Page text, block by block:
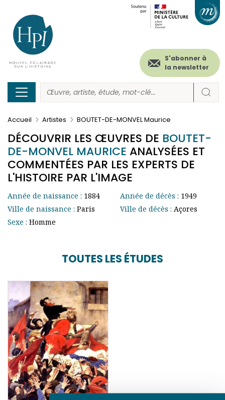
contenu
principal
Menu
secondaire
(header)
S'abonner à
la newsletter
Accueil Artistes BOUTET-DE-MONVEL Maurice
DÉCOUVRIR LES ŒUVRES DE BOUTET-
DE-MONVEL MAURICE ANALYSÉES ET
COMMENTÉES PAR LES EXPERTS DE
L'HISTOIRE PAR L'IMAGE
Année de naissance : 1884
Ville de naissance : Paris
Sexe : Homme
Année de décès : 1949
Ville de décès : Açores
TOUTES LES ÉTUDES